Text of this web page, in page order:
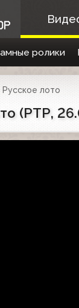
ролики
Русское лото
(РТР,